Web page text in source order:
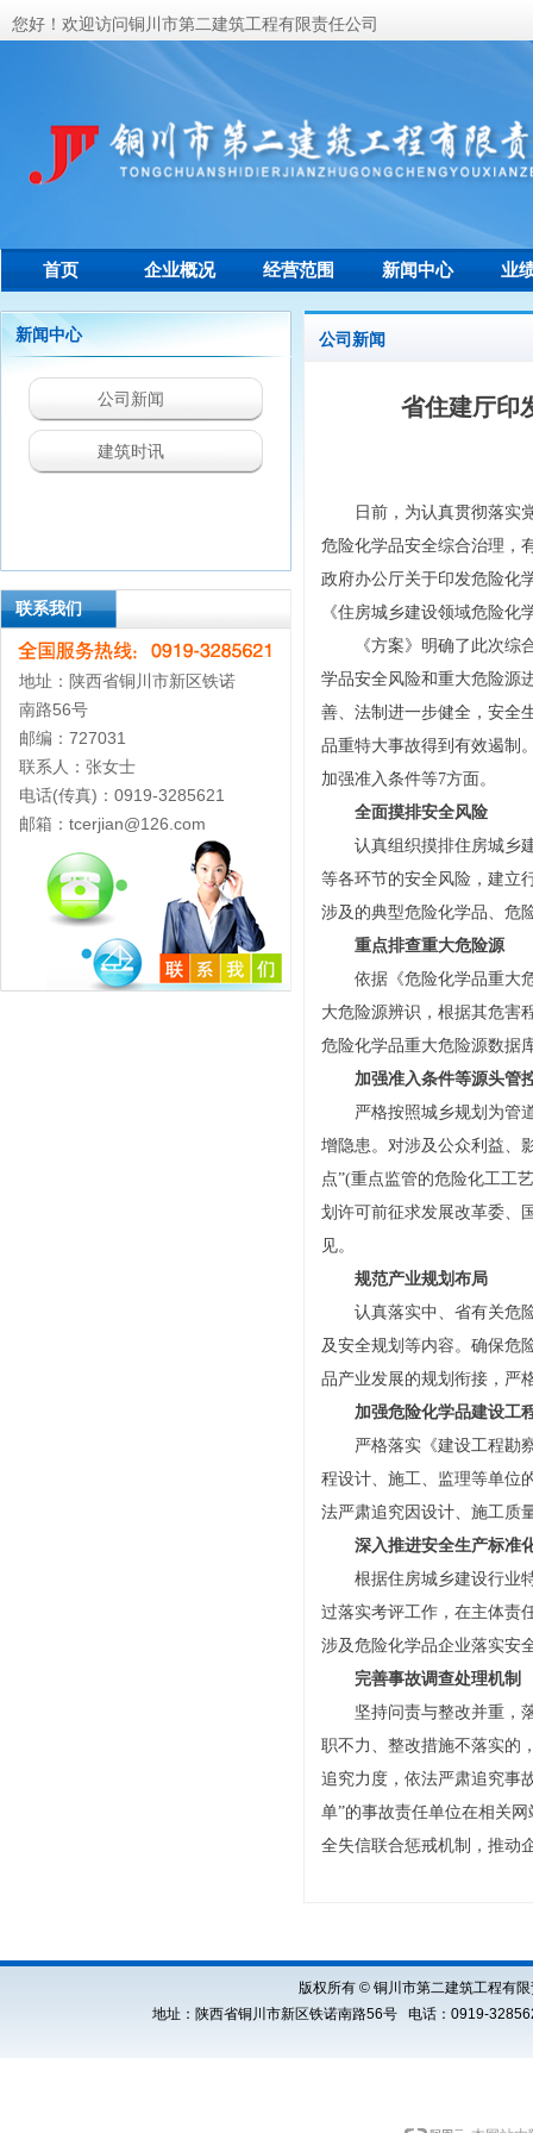
首页 企业概况 经营范围 新闻中心 业
您好！欢迎访问铜川市第二建筑工程有限责任公司
省住建厅印
日前，为认真贯彻落实
危险化学品安全综合治理，
政府办公厅关于印发危险化
《住房城乡建设领域危险
《方案》明确了此次
学品安全风险和重大危险源
善、法制进一步健全，安全
品重特大事故得到有效遏制
加强准入条件等7方面。
全面摸排安全风险
认真组织摸排住房城乡
等各环节的安全风险，建立
涉及的典型危险化学品、危
重点排查重大危险源
依据《危险化学品重大
大危险源辨识，根据其危害
危险化学品重大危险源数据
加强准入条件等源头管
严格按照城乡规划为管
增隐患。对涉及公众利益、
点”(重点监管的危险化工工
划许可前征求发展改革委、
见。
规范产业规划布局
认真落实中、省有关危
及安全规划等内容。确保危
品产业发展的规划衔接，严
加强危险化学品建设工
严格落实《建设工程勘
程设计、施工、监理等单位
法严肃追究因设计、施工质
深入推进安全生产标准
根据住房城乡建设行业
过落实考评工作，在主体责
涉及危险化学品企业落实安
完善事故调查处理机
坚持问责与整改并重，
职不力、整改措施不落实的
追究力度，依法严肃追究事
单”的事故责任单位在相关
全失信联合惩戒机制，推动
联系我们
公司新闻
新闻中心
公司新闻
建筑时讯
联系我们
地址：陕西省铜川市新区铁诺
南路56号
邮编：727031
联系人：张女士
电话(传真)：0919-3285621
邮箱：tcerjian@126.com
版权所有 © 铜川市第二建筑工程有
地址：陕西省铜川市新区铁诺南路56号 电话：0919-